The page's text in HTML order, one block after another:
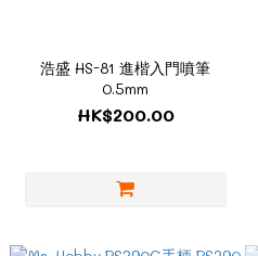
浩盛 HS-81 進楷入門噴筆
0.5mm
HK$200.00